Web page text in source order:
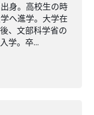
身。高校生の時
へ進学。大学在
、文部科学省の
学。卒...